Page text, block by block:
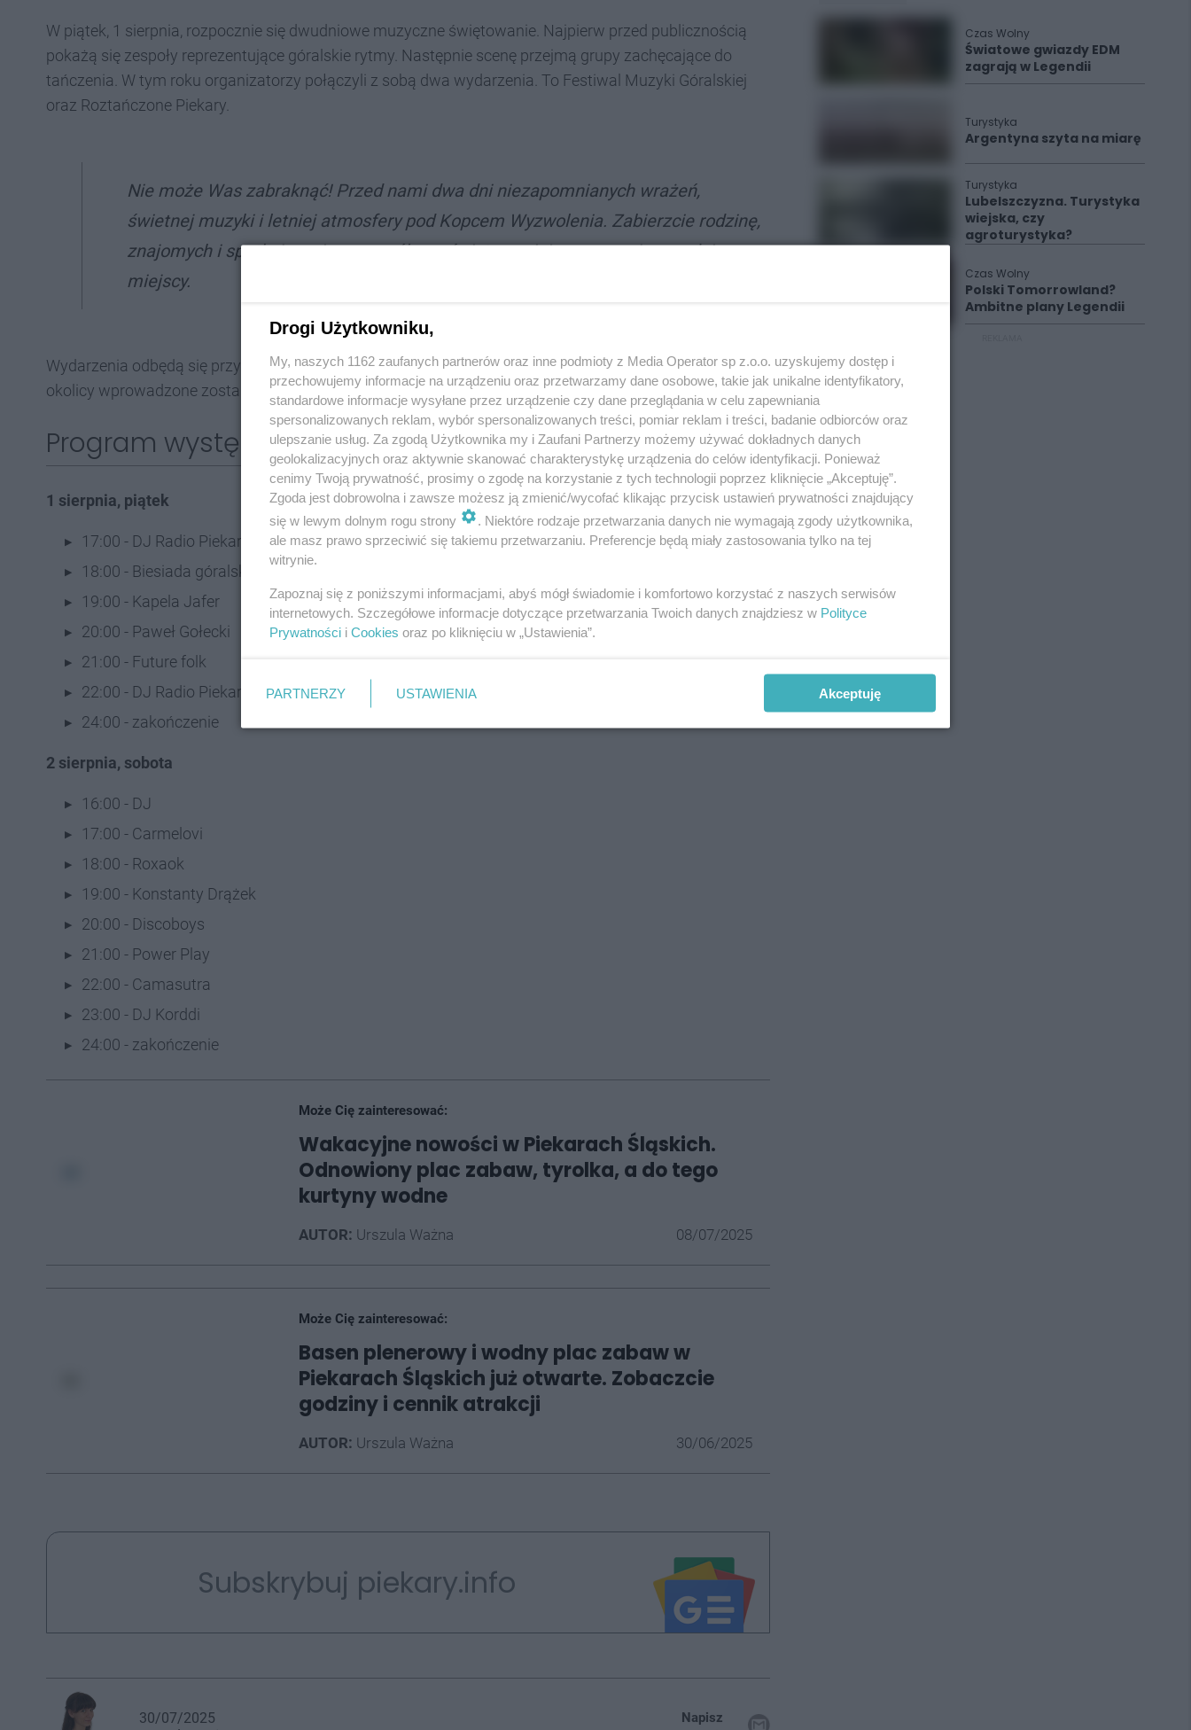
W piątek, 1 sierpnia, rozpocznie się dwudniowe muzyczne świętowanie. Najpierw przed publicznością
pokażą się zespoły reprezentujące góralskie rytmy. Następnie scenę przejmą grupy zachęcające do
tańczenia. W tym roku organizatorzy połączyli z sobą dwa wydarzenia. To Festiwal Muzyki Góralskiej
oraz Roztańczone Piekary.
Nie może Was zabraknąć! Przed nami dwa dni niezapomnianych wrażeń,
świetnej muzyki i letniej atmosfery pod Kopcem Wyzwolenia. Zabierzcie rodzinę,
znajomych i spotkajmy się na wspólnym świętowaniu! - zapraszają urzędnicy
miejscy.
Wydarzenia odbędą się przy Kopcu Wyzwolenia. Wstęp jest bezpłatny. Na czas trwania imprezy w
okolicy wprowadzone zostaną tymczasowe modyfikacje w organizacji ruchu drogowego.
Program występów
1 sierpnia, piątek
17:00 - DJ Radio Piekary
18:00 - Biesiada góralska
19:00 - Kapela Jafer
20:00 - Paweł Gołecki
21:00 - Future folk
22:00 - DJ Radio Piekary
24:00 - zakończenie
2 sierpnia, sobota
16:00 - DJ
17:00 - Carmelovi
18:00 - Roxaok
19:00 - Konstanty Drążek
20:00 - Discoboys
21:00 - Power Play
22:00 - Camasutra
23:00 - DJ Korddi
24:00 - zakończenie
Może Cię zainteresować:
Wakacyjne nowości w Piekarach Śląskich.
Odnowiony plac zabaw, tyrolka, a do tego
kurtyny wodne
AUTOR: Urszula Ważna 08/07/2025
Może Cię zainteresować:
Basen plenerowy i wodny plac zabaw w
Piekarach Śląskich już otwarte. Zobaczcie
godziny i cennik atrakcji
AUTOR: Urszula Ważna 30/06/2025
Subskrybuj piekary.info
30/07/2025
Napisz
Czas Wolny
Światowe gwiazdy EDM
zagrają w Legendii
Turystyka
Argentyna szyta na miarę
Turystyka
Lubelszczyzna. Turystyka
wiejska, czy
agroturystyka?
Czas Wolny
Polski Tomorrowland?
Ambitne plany Legendii
Drogi Użytkowniku,
My, naszych 1162 zaufanych partnerów oraz inne podmioty z Media Operator sp z.o.o. uzyskujemy dostęp i
przechowujemy informacje na urządzeniu oraz przetwarzamy dane osobowe, takie jak unikalne identyfikatory,
standardowe informacje wysyłane przez urządzenie czy dane przeglądania w celu zapewniania
spersonalizowanych reklam, wybór spersonalizowanych treści, pomiar reklam i treści, badanie odbiorców oraz
ulepszanie usług. Za zgodą Użytkownika my i Zaufani Partnerzy możemy używać dokładnych danych
geolokalizacyjnych oraz aktywnie skanować charakterystykę urządzenia do celów identyfikacji. Ponieważ
cenimy Twoją prywatność, prosimy o zgodę na korzystanie z tych technologii poprzez kliknięcie „Akceptuję”.
Zgoda jest dobrowolna i zawsze możesz ją zmienić/wycofać klikając przycisk ustawień prywatności znajdujący
się w lewym dolnym rogu strony
. Niektóre rodzaje przetwarzania danych nie wymagają zgody użytkownika,
ale masz prawo sprzeciwić się takiemu przetwarzaniu. Preferencje będą miały zastosowania tylko na tej
witrynie.
Zapoznaj się z poniższymi informacjami, abyś mógł świadomie i komfortowo korzystać z naszych serwisów
internetowych. Szczegółowe informacje dotyczące przetwarzania Twoich danych znajdziesz w Polityce
Prywatności i Cookies oraz po kliknięciu w „Ustawienia”.
PARTNERZY USTAWIENIA Akceptuję